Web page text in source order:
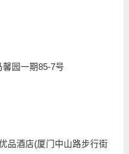
园一期85-7号
品酒店(厦门中山路步行街